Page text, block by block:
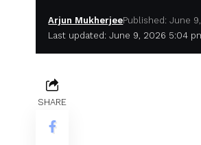
Last updated: June 9, 2026 5:04
Arjun MukherjeePublished: June
SHARE